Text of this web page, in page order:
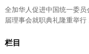
全加华人促进中国统一委
届理事会就职典礼隆重举行
栏目